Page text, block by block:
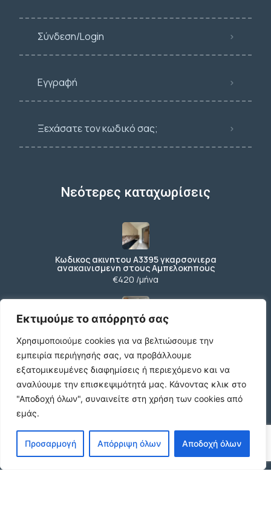
Εκτιμούμε το απόρρητό σας
Χρησιμοποιούμε cookies για να βελτιώσουμε την
εμπειρία περιήγησής σας, να προβάλλουμε
εξατομικευμένες διαφημίσεις ή περιεχόμενο και να
αναλύουμε την επισκεψιμότητά μας. Κάνοντας κλικ στο
"Αποδοχή όλων", συναινείτε στη χρήση των cookies από
εμάς.
Προσαρμογή Απόρριψη όλων Αποδοχή όλων
Σύνδεση/Login
Εγγραφή
Ξεχάσατε τον κωδικό σας;
Νεότερες καταχωρίσεις
Κωδικος ακινητου Α3395 γκαρσονιερα
ανακαινισμενη στους Αμπελοκηπους
€420 /μήνα
Αμπελοκηπους
€550 /μήνα
Κωδικος ακινητου 21490 διαμερισμα στην